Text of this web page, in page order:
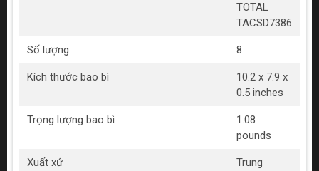
TOTAL
TACSD7386
Số lượng 8
Kích thước bao bì
10.2 x 7.9 x
0.5 inches
Trọng lượng bao bì
1.08
pounds
Xuất xứ
Trung